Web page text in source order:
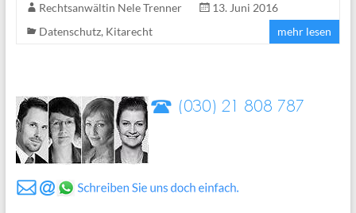
Rechtsanwältin Nele Trenner
13. Juni 2016
Datenschutz, Kitarecht mehr lesen